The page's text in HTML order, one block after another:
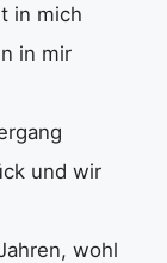
in mich
in mir
und wir
wohl